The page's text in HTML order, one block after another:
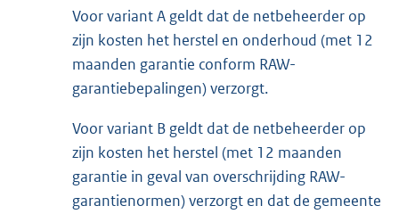
Voor variant A geldt dat de netbeheerder op
zijn kosten het herstel en onderhoud (met 12
maanden garantie conform RAW-
garantiebepalingen) verzorgt.
Voor variant B geldt dat de netbeheerder op
zijn kosten het herstel (met 12 maanden
garantie in geval van overschrijding RAW-
garantienormen) verzorgt en dat de gemeente